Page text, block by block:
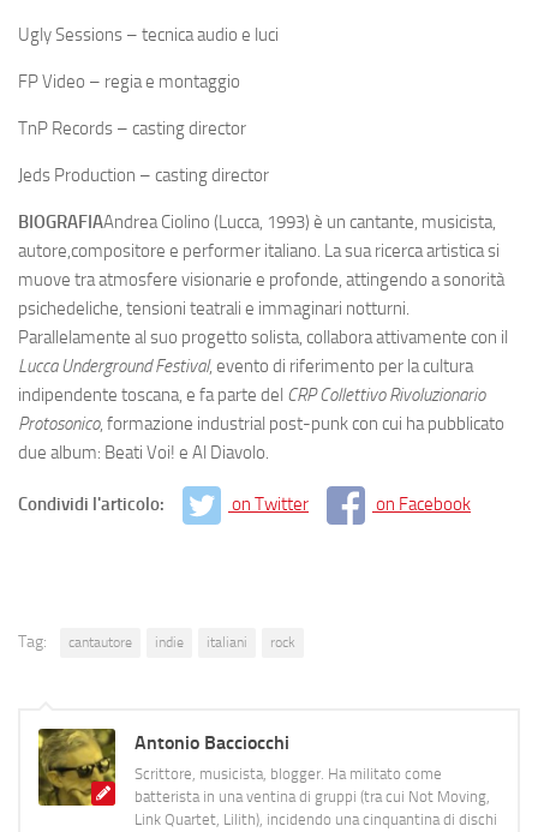
Ugly Sessions – tecnica audio e luci
FP Video – regia e montaggio
TnP Records – casting director
Jeds Production – casting director
BIOGRAFIAAndrea Ciolino (Lucca, 1993) è un cantante, musicista,
autore,compositore e performer italiano. La sua ricerca artistica si
muove tra atmosfere visionarie e profonde, attingendo a sonorità
psichedeliche, tensioni teatrali e immaginari notturni.
Parallelamente al suo progetto solista, collabora attivamente con il
Lucca Underground Festival, evento di riferimento per la cultura
indipendente toscana, e fa parte del CRP Collettivo Rivoluzionario
Protosonico, formazione industrial post-punk con cui ha pubblicato
due album: Beati Voi! e Al Diavolo.
Condividi l'articolo: on Twitter on Facebook
Tag: cantautore indie italiani rock
Antonio Bacciocchi
Scrittore, musicista, blogger. Ha militato come
batterista in una ventina di gruppi (tra cui Not Moving,
Link Quartet, Lilith), incidendo una cinquantina di dischi